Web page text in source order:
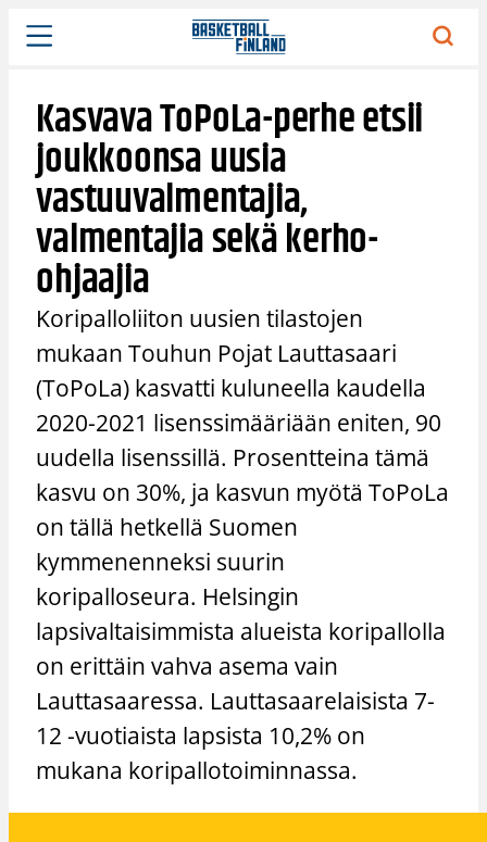
Siirry
sisältöön
Kasvava ToPoLa-perhe etsii
joukkoonsa uusia
vastuuvalmentajia,
valmentajia sekä kerho-
ohjaajia
Koripalloliiton uusien tilastojen
mukaan Touhun Pojat Lauttasaari
(ToPoLa) kasvatti kuluneella kaudella
2020-2021 lisenssimääriään eniten, 90
uudella lisenssillä. Prosentteina tämä
kasvu on 30%, ja kasvun myötä ToPoLa
on tällä hetkellä Suomen
kymmenenneksi suurin
koripalloseura. Helsingin
lapsivaltaisimmista alueista koripallolla
on erittäin vahva asema vain
Lauttasaaressa. Lauttasaarelaisista 7-
12 -vuotiaista lapsista 10,2% on
mukana koripallotoiminnassa.